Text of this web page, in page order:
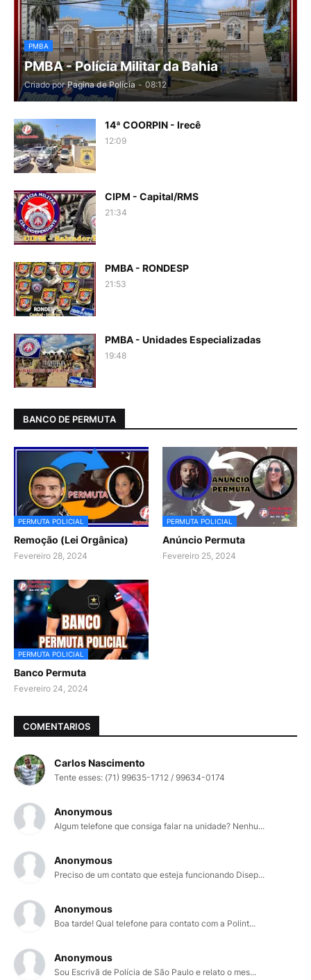
PMBA
PMBA - Polícia Militar da Bahia
Criado por Pagina de Polícia - 08:12
14ª COORPIN - Irecê
12:09
CIPM - Capital/RMS
21:34
PMBA - RONDESP
21:53
PMBA - Unidades Especializadas
19:48
BANCO DE PERMUTA
PERMUTA POLICIAL
Remoção (Lei Orgânica)
Fevereiro 28, 2024
PERMUTA POLICIAL
Anúncio Permuta
Fevereiro 25, 2024
PERMUTA POLICIAL
Banco Permuta
Fevereiro 24, 2024
COMENTARIOS
Carlos Nascimento
Tente esses: (71) 99635-1712 / 99634-0174
Anonymous
Algum telefone que consiga falar na unidade? Nenhu...
Anonymous
Preciso de um contato que esteja funcionando Disep...
Anonymous
Boa tarde! Qual telefone para contato com a Polint...
Anonymous
Sou Escrivã de Polícia de São Paulo e relato o mes...